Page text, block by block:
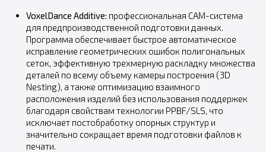
VoxelDance Additive: профессиональная CAM-система
для предпроизводственной подготовки данных.
Программа обеспечивает быстрое автоматическое
исправление геометрических ошибок полигональных
сеток, эффективную трехмерную раскладку множества
деталей по всему объему камеры построения (3D
Nesting), а также оптимизацию взаимного
расположения изделий без использования поддержек
благодаря свойствам технологии PPBF/SLS, что
исключает постобработку опорных структур и
значительно сокращает время подготовки файлов к
печати.